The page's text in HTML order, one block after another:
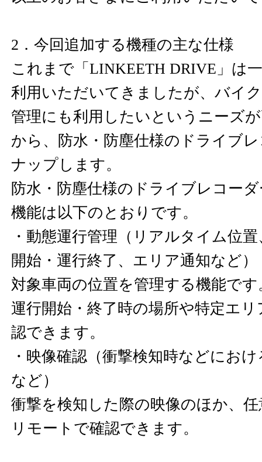
2．今回追加する機種の主な仕様
これまで「LINKEETH DRIVE」は
利用いただいてきましたが、バイ
管理にも利用したいというニーズ
から、防水・防塵仕様のドライブ
ナップします。
防水・防塵仕様のドライブレコー
機能は以下のとおりです。
・動態運行管理（リアルタイム位
開始・運行終了、エリア通知など）
対象車両の位置を管理する機能です
運行開始・終了時の場所や特定エ
認できます。
・映像確認（衝撃検知時などにお
など）
衝撃を検知した際の映像のほか、
リモートで確認できます。